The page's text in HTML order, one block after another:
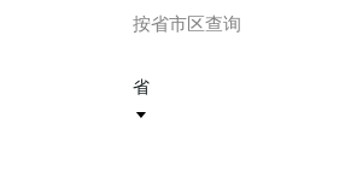
按省市区查询
省